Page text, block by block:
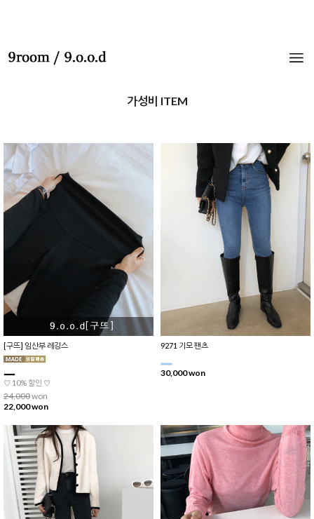
가성비 ITEM
[구뜨] 임산부 레깅스
♡ 10% 할인 ♡
24,000won
22,000 won
9271 기모 팬츠
30,000 won